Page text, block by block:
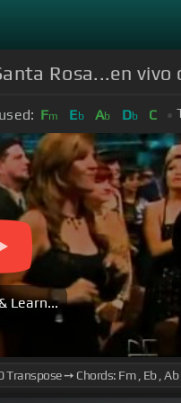
Rosa...en vivo
Fm Eb Ab Db C
Learn...